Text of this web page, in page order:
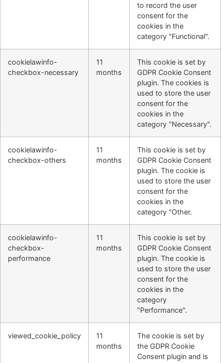
to record the user
consent for the
cookies in the
category "Functional".
cookielawinfo-
checkbox-necessary
11
months
This cookie is set by
GDPR Cookie Consent
plugin. The cookies is
used to store the user
consent for the
cookies in the
category "Necessary".
cookielawinfo-
checkbox-others
11
months
This cookie is set by
GDPR Cookie Consent
plugin. The cookie is
used to store the user
consent for the
cookies in the
category "Other.
cookielawinfo-
checkbox-
performance
11
months
This cookie is set by
GDPR Cookie Consent
plugin. The cookie is
used to store the user
consent for the
cookies in the
category
"Performance".
viewed_cookie_policy
11
months
The cookie is set by
the GDPR Cookie
Consent plugin and is